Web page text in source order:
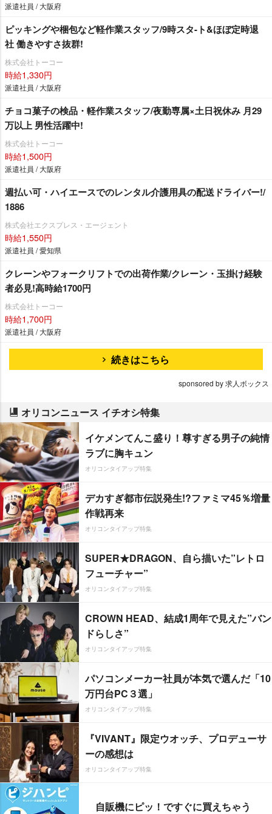
派遣社員 / 大阪府
ピッキングや梱包など軽作業スタッフ/9時スタ-ト&ほぼ定時退
社 働きやすさ抜群!
株式会社トーコー
時給1,330円
派遣社員 / 大阪府
チョコ菓子の検品・軽作業スタッフ/夜勤専属×土日祝休み 月29
万以上 男性活躍中!
株式会社トーコー
時給1,500円
派遣社員 / 大阪府
週払い可・ハイエースでのレンタル介護用具の配送ドライバー!/
1886
株式会社エクスプレス・エージェント
時給1,550円
派遣社員 / 愛知県
クレーンやフォークリフトでの出荷作業/クレーン・玉掛け経験
者必見!高時給1700円
株式会社トーコー
時給1,700円
派遣社員 / 大阪府
続きはこちら
sponsored by 求人ボックス
オリコンニュース イチオシ特集
イケメンてんこ盛り！尊すぎる男子の純情
ラブに胸キュン
オリコンタイアップ特集
デカすぎ都市伝説発生!?ファミマ45％増量
作戦再来
オリコンタイアップ特集
SUPER★DRAGON、自ら描いた”レトロ
フューチャー”
オリコンタイアップ特集
CROWN HEAD、結成1周年で見えた”バン
ドらしさ”
オリコンタイアップ特集
パソコンメーカー社員が本気で選んだ「10
万円台PC３選」
オリコンタイアップ特集
『VIVANT』限定ウオッチ、プロデューサ
ーの感想は
オリコンタイアップ特集
自販機にピッ！ですぐに買えちゃう